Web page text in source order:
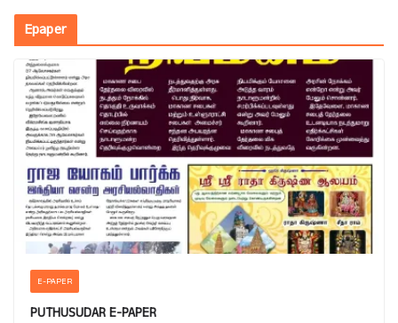
Epaper
E-PAPER
PUTHUSUDAR E-PAPER